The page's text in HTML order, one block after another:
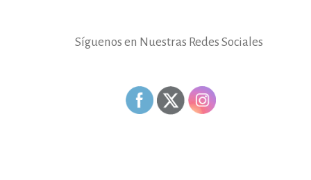
Síguenos en Nuestras Redes Sociales